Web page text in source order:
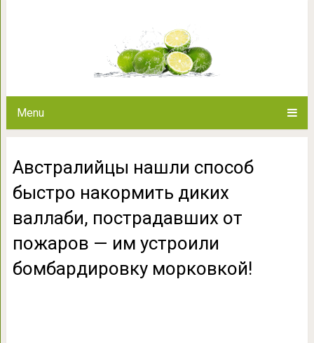
Menu
валлаби, пострадавших
Австралийцы нашли способ
быстро накормить диких
валлаби, пострадавших от
пожаров — им устроили
бомбардировку морковкой!